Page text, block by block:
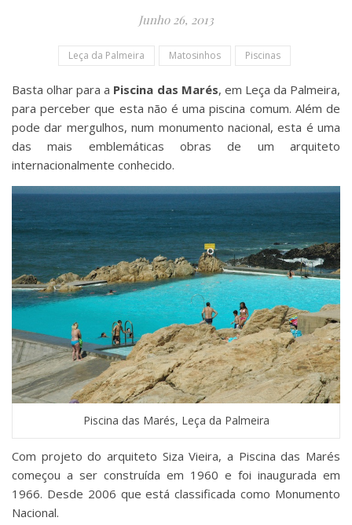
Junho 26, 2013
Leça da Palmeira Matosinhos Piscinas
Basta olhar para a Piscina das Marés, em Leça da Palmeira,
para perceber que esta não é uma piscina comum. Além de
pode dar mergulhos, num monumento nacional, esta é uma
das mais emblemáticas obras de um arquiteto
internacionalmente conhecido.
Piscina das Marés, Leça da Palmeira
Com projeto do arquiteto Siza Vieira, a Piscina das Marés
começou a ser construída em 1960 e foi inaugurada em
1966. Desde 2006 que está classificada como Monumento
Nacional.